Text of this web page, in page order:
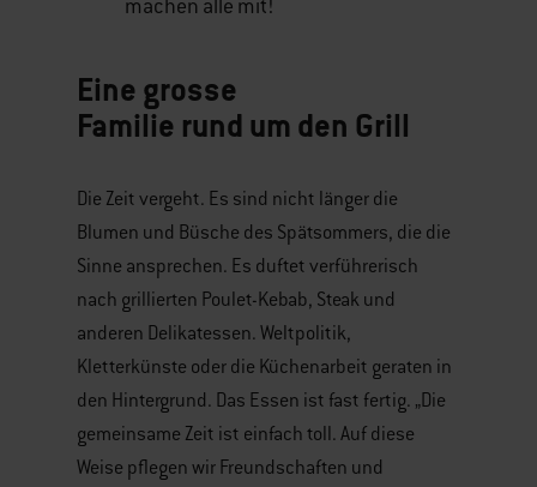
machen alle mit!
Eine grosse
Familie rund um den Grill
Die Zeit vergeht. Es sind nicht länger die
Blumen und Büsche des Spätsommers, die die
Sinne ansprechen. Es duftet verführerisch
nach grillierten Poulet-Kebab, Steak und
anderen Delikatessen. Weltpolitik,
Kletterkünste oder die Küchenarbeit geraten in
den Hintergrund. Das Essen ist fast fertig. „Die
gemeinsame Zeit ist einfach toll. Auf diese
Weise pflegen wir Freundschaften und